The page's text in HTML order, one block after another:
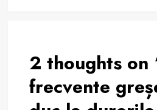
2 thoughts on
frecvente